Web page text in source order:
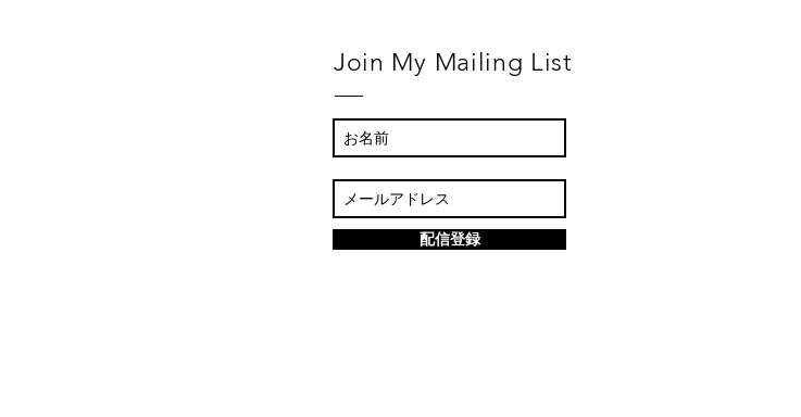
Join My Mailing List
配信登録